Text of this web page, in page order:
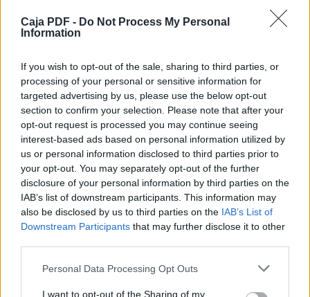
Caja PDF - Do Not Process My Personal
Information
If you wish to opt-out of the sale, sharing to third parties, or
processing of your personal or sensitive information for
targeted advertising by us, please use the below opt-out
section to confirm your selection. Please note that after your
opt-out request is processed you may continue seeing
interest-based ads based on personal information utilized by
us or personal information disclosed to third parties prior to
your opt-out. You may separately opt-out of the further
disclosure of your personal information by third parties on the
IAB’s list of downstream participants. This information may
also be disclosed by us to third parties on the IAB’s List of
Downstream Participants that may further disclose it to other
Personal Data Processing Opt Outs
I want to opt-out of the Sharing of my